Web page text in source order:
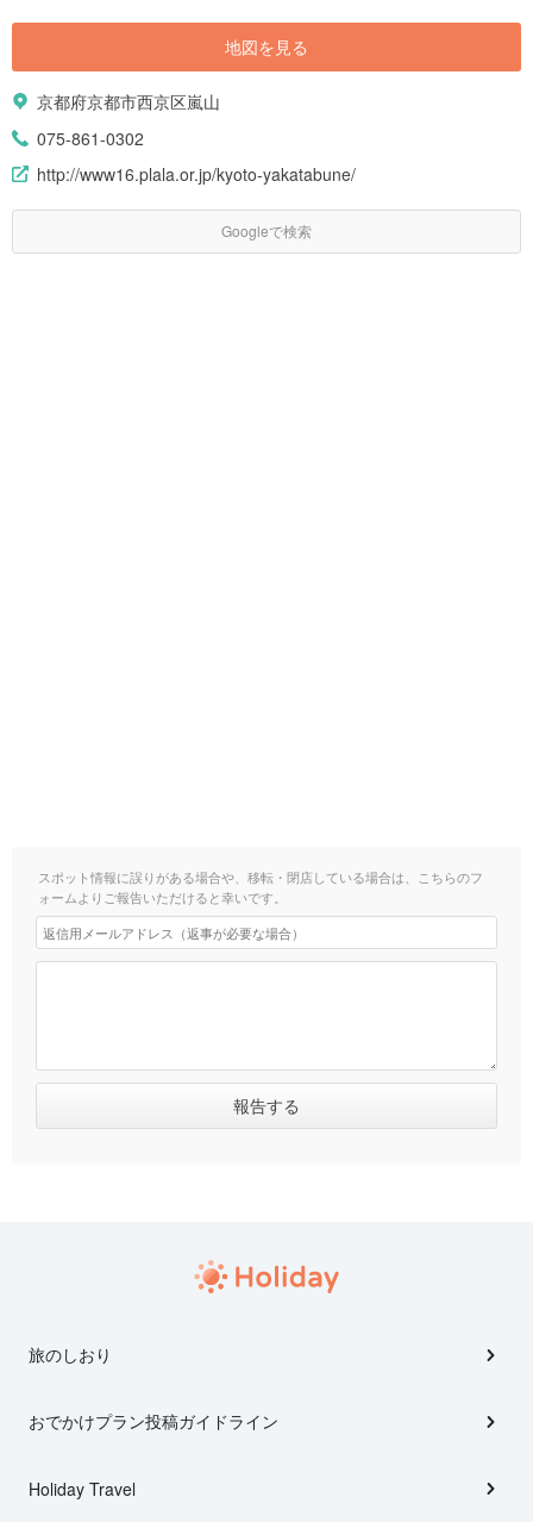
地図を見る
京都府京都市西京区嵐山
075-861-0302
http://www16.plala.or.jp/kyoto-yakatabune/
Googleで検索
スポット情報に誤りがある場合や、移転・閉店している場合は、こちらのフ
ォームよりご報告いただけると幸いです。
旅のしおり
おでかけプラン投稿ガイドライン
Holiday Travel